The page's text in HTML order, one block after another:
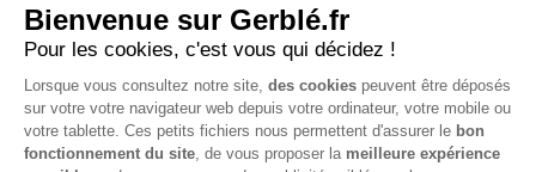
Suivez-nous sur les réseaux !